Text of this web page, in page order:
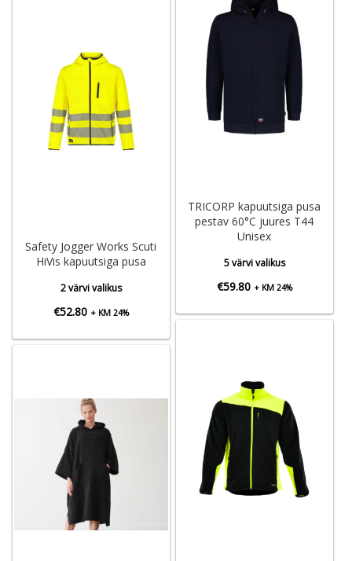
TRICORP kapuutsiga pusa
pestav 60°C juures T44
Unisex
5 värvi valikus
€59.80 + KM 24%
Safety Jogger Works Scuti
HiVis kapuutsiga pusa
2 värvi valikus
€52.80 + KM 24%